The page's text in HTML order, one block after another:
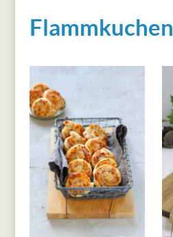
Flammkuchen